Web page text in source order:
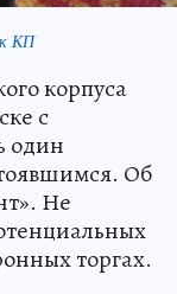
КП
корпуса
с
один
Об
Не
торгах.